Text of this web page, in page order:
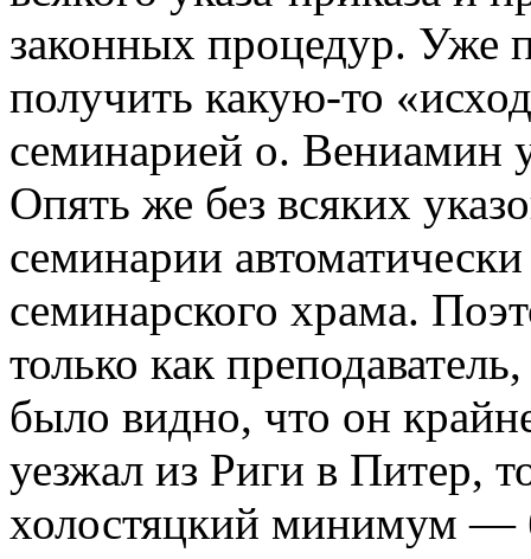
законных процедур. Уже
получить какую-то
семинарией о. Вениамин
Опять же без всяких
семинарии
семинарского храма.
только как
было видно, что он
уезжал из Риги в Питер,
холостяцкий минимум —